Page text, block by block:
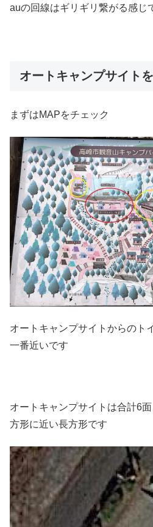
auの回線はギリギリ繋がる感じ
オートキャンプサイト
まずはMAPをチェック
オートキャンプサイトからのト
一番近いです
オートキャンプサイトは合計6
方形に近い長方形です